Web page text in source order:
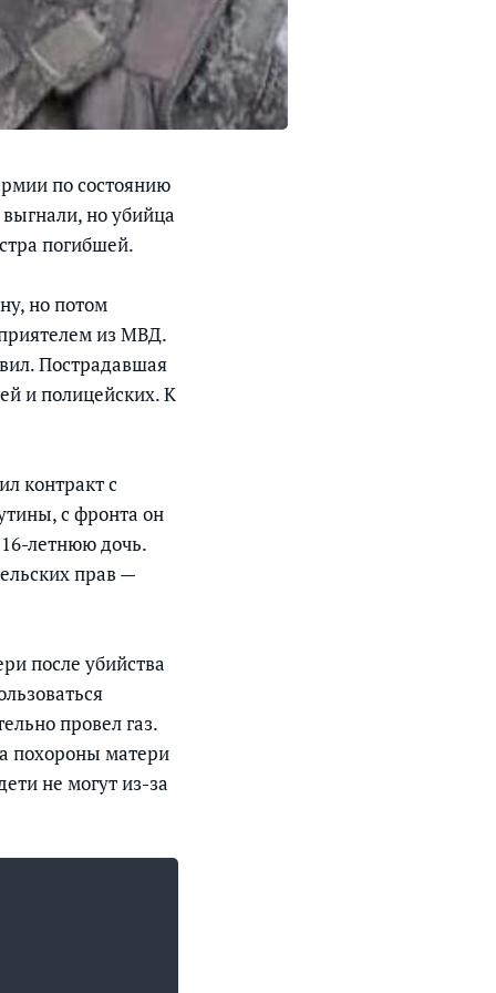
по состоянию
но убийца
погибшей.
но потом
приятелем из МВД.
Пострадавшая
и полицейских. К
контракт с
с фронта он
летнюю дочь.
прав —
после убийства
провел газ.
похороны матери
не могут из-за